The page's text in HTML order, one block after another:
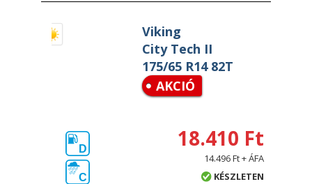
Viking
City Tech II
175/65 R14 82T
AKCIÓ
D
C
18.410 Ft
14.496 Ft + ÁFA
KÉSZLETEN